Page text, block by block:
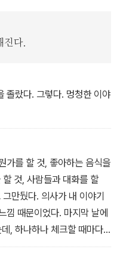
다.
졸랐다. 그렇다. 멍청한 이야
가를 할 것, 좋아하는 음식을
것, 사람들과 대화를 할
만뒀다. 의사가 내 이야기
낌 때문이었다. 마지막 날에
, 하나하나 체크할 때마다
. 당신은 자주 외롭다고 느
느낍니까, 당신은 감정을 통